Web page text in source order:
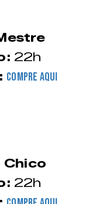
22h
COMPRE AQUI
Chico
22h